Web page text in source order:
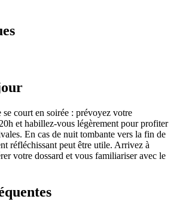
court en soirée : prévoyez votre
et habillez-vous légèrement pour profiter
En cas de nuit tombante vers la fin de
réfléchissant peut être utile. Arrivez à
votre dossard et vous familiariser avec le